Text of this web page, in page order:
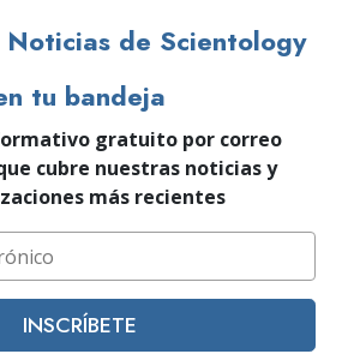
de Scientology
tu bandeja
gratuito por correo
cubre nuestras noticias y
más recientes
INSCRÍBETE